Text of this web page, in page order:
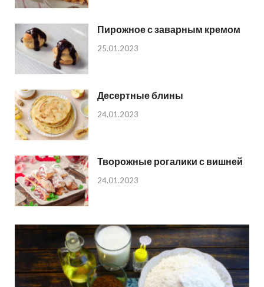
Пирожное с заварным кремом
25.01.2023
Десертные блины
24.01.2023
Творожные рогалики с вишней
24.01.2023